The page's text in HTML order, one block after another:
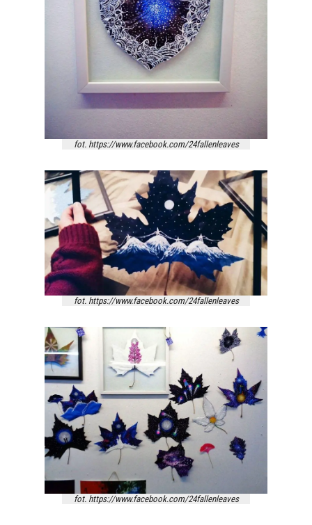
fot. https://www.facebook.com/24fallenleaves
fot. https://www.facebook.com/24fallenleaves
fot. https://www.facebook.com/24fallenleaves